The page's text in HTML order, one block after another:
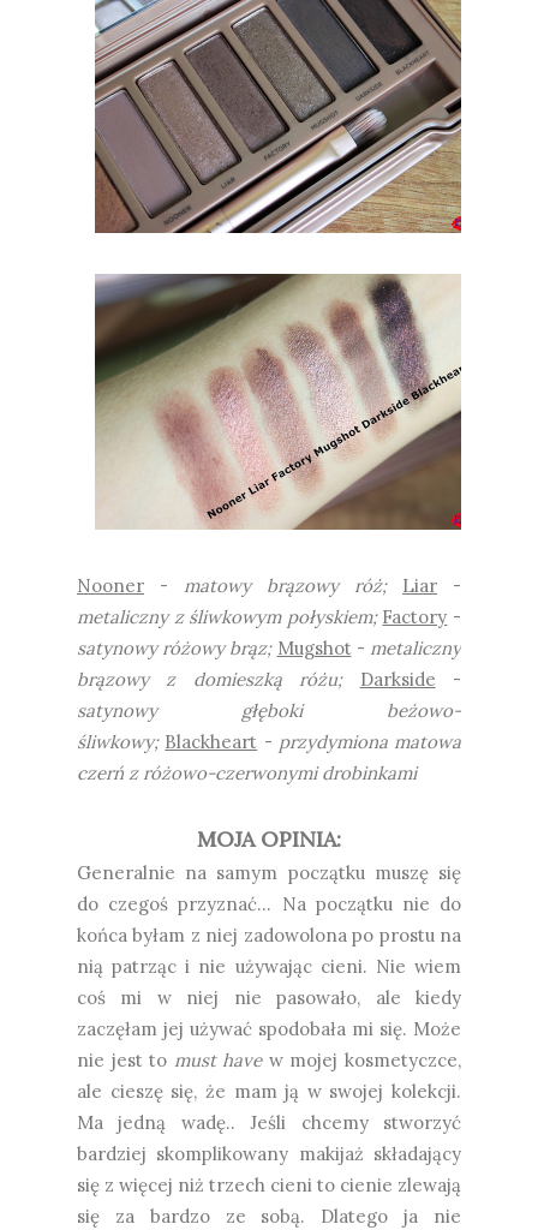
Nooner - matowy brązowy róż; Liar -
metaliczny z śliwkowym połyskiem; Factory -
satynowy różowy brąz; Mugshot- metaliczny
brązowy z domieszką różu; Darkside -
satynowy głęboki beżowo-
śliwkowy; Blackheart - przydymiona matowa
czerń z różowo-czerwonymi drobinkami
MOJA OPINIA:
Generalnie na samym początku muszę się
do czegoś przyznać... Na początku nie do
końca byłam z niej zadowolona po prostu na
nią patrząc i nie używając cieni. Nie wiem
coś mi w niej nie pasowało, ale kiedy
zaczęłam jej używać spodobała mi się. Może
nie jest to must have w mojej kosmetyczce,
ale cieszę się, że mam ją w swojej kolekcji.
Ma jedną wadę.. Jeśli chcemy stworzyć
bardziej skomplikowany makijaż składający
się z więcej niż trzech cieni to cienie zlewają
się za bardzo ze sobą. Dlatego ja nie